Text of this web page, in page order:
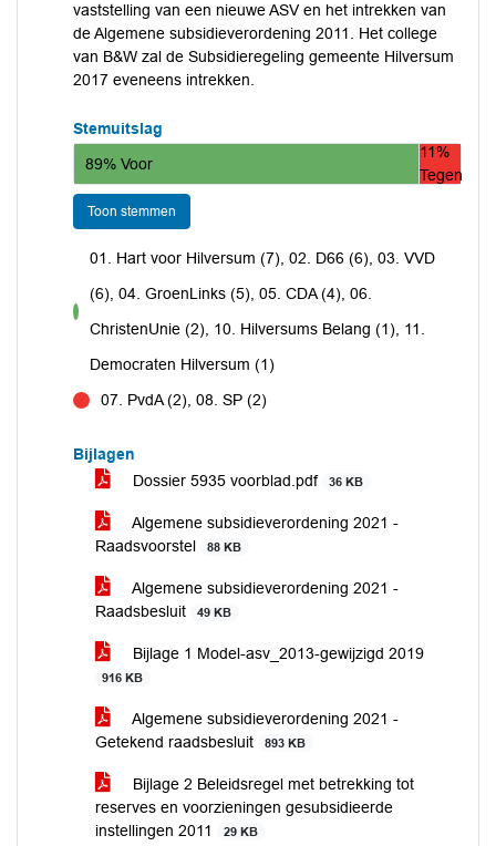
vaststelling van een nieuwe ASV en het intrekken van
de Algemene subsidieverordening 2011. Het college
van B&W zal de Subsidieregeling gemeente Hilversum
2017 eveneens intrekken.
Stemuitslag
89% Voor
11%
Tegen
Toon stemmen
voor
01. Hart voor Hilversum (7), 02. D66 (6), 03. VVD
(6), 04. GroenLinks (5), 05. CDA (4), 06.
ChristenUnie (2), 10. Hilversums Belang (1), 11.
Democraten Hilversum (1)
07. PvdA (2), 08. SP (2)
Bijlagen
Dossier 5935 voorblad.pdf
36 KB
Algemene subsidieverordening 2021 -
Raadsvoorstel
88 KB
Algemene subsidieverordening 2021 -
Raadsbesluit
49 KB
Bijlage 1 Model-asv_2013-gewijzigd 2019
916 KB
Algemene subsidieverordening 2021 -
Getekend raadsbesluit
893 KB
Bijlage 2 Beleidsregel met betrekking tot
reserves en voorzieningen gesubsidieerde
instellingen 2011
29 KB